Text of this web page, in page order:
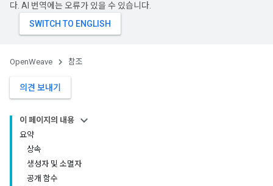
다. AI 번역에는 오류가 있을 수 있습니다.
OpenWeave 참조
의견 보내기
이 페이지의 내용
요약
상속
생성자 및 소멸자
공개 함수